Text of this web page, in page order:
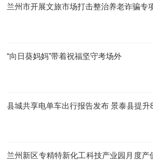
兰州市开展文旅市场打击整治养老诈骗专
“向日葵妈妈”带着祝福坚守考场外
县城共享电单车出行报告发布 景泰县提升
兰州新区专精特新化工科技产业园月度产